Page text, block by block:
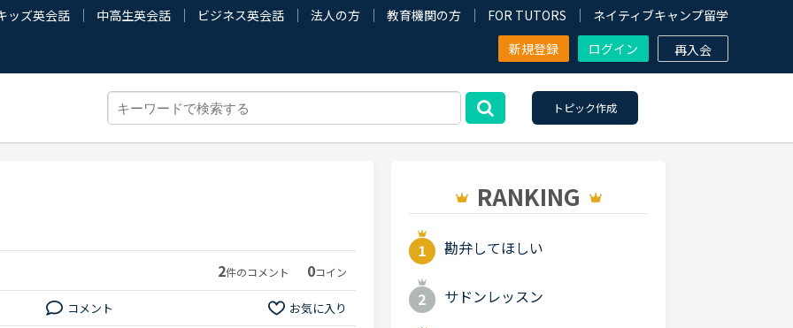
ッズ英会話 中高生英会話 ビジネス英会話 法人の方 教育機関の方 FOR TUTORS
ネイティブキャンプ留学
新規登録
ログイン 再入会
トピック作成
2件のコメント 0コイン
コメント お気に入り
RANKING
勘弁してほしい
サドンレッスン